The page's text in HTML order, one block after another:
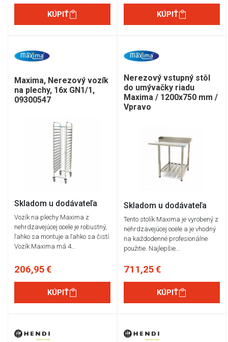
KÚPIŤ KÚPIŤ
Maxima, Nerezový vozík
na plechy, 16x GN1/1,
09300547
Skladom u dodávateľa
Vozík na plechy Maxima z
nehrdzavejúcej ocele je robustný,
ľahko sa montuje a ľahko sa čistí.
Vozík Maxima má 4…
206,95 €
KÚPIŤ
Nerezový vstupný stôl
do umývačky riadu
Maxima / 1200x750 mm /
Vpravo
Skladom u dodávateľa
Tento stolík Maxima je vyrobený z
nehrdzavejúcej ocele a je vhodný
na každodenné profesionálne
použitie. Najlepšie…
711,25 €
KÚPIŤ